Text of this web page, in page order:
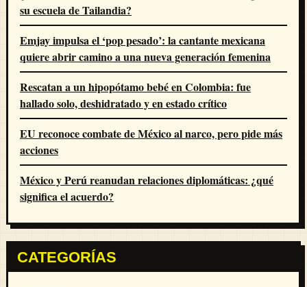
su escuela de Tailandia?
Emjay impulsa el ‘pop pesado’: la cantante mexicana
quiere abrir camino a una nueva generación femenina
Rescatan a un hipopótamo bebé en Colombia: fue
hallado solo, deshidratado y en estado crítico
EU reconoce combate de México al narco, pero pide más
acciones
México y Perú reanudan relaciones diplomáticas: ¿qué
significa el acuerdo?
CATEGORÍAS